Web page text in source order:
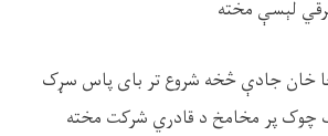
خان جادې څخه شروع تر بای پاس سړک
چوک پر مخامخ د قادري شرکت مخته